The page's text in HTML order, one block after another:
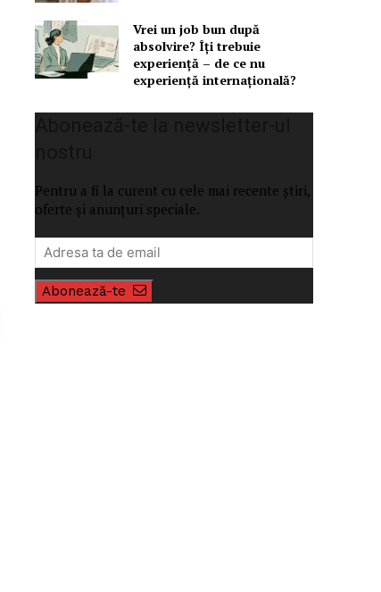
Vrei un job bun după
absolvire? Îți trebuie
experiență – de ce nu
experiență internațională?
Pentru a fi la curent cu cele mai recente știri,
oferte și anunțuri speciale.
Abonează-te